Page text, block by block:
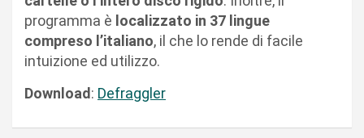
programma è localizzato in 37 lingue
compreso l’italiano, il che lo rende di facile
intuizione ed utilizzo.
Download: Defraggler